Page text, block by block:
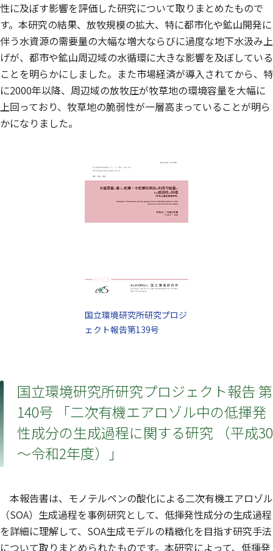
国立環境研究所研究プロジ
ェクト報告第139号
性に及ぼす影響を評価した研究について取りまとめたもので
す。本研究の結果、放牧規模の拡大、特に都市化や鉱山開発に
伴う水資源の需要量の大幅な増大ならびに過度な地下水汲み上
げが、都市や鉱山周辺域の水循環に大きな影響を及ぼしている
ことを明らかにしました。また市場経済が導入されてから、特
に2000年以降、周辺域の放牧圧が牧草地の環境容量を大幅に
上回っており、牧草地の脆弱性が一層高まっていることが明ら
かになりました。
国立環境研究所研究プロジェクト報告 第
140号 「二次有機エアロゾル中の低揮発
性成分の生成過程に関する研究 （平成30
～令和2年度）」
本報告書は、モノテルペンの酸化による二次有機エアロゾル
（SOA）生成過程を事例研究として、低揮発性成分の生成過程
を詳細に理解して、SOA生成モデルの精緻化を目指す研究手法
について取りまとめられたものです。本研究によって、低揮発